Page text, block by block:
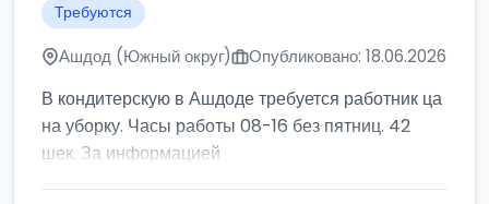
Требуются
Ашдод (Южный округ) Опубликовано: 18.06.2026
В кондитерскую в Ашдоде требуется работник ца
на уборку. Часы работы 08-16 без пятниц. 42
шек. За информацией